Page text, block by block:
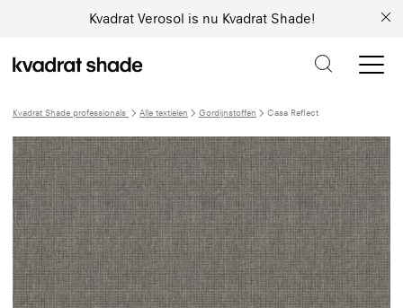
Kvadrat Verosol is nu Kvadrat Shade!
Kvadrat Shade professionals Alle textielen Gordijnstoffen Casa Reflect